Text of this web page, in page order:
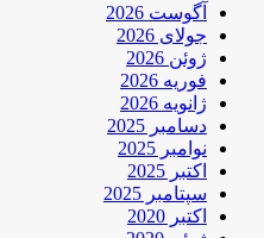
آگوست 2026
جولای 2026
ژوئن 2026
فوریه 2026
ژانویه 2026
دسامبر 2025
نوامبر 2025
اکتبر 2025
سپتامبر 2025
اکتبر 2020